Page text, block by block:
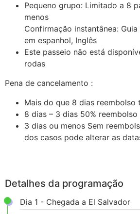
Pequeno grupo: Limitado a 8
menos
Confirmação instantânea:
em espanhol, Inglês
Este passeio não está
rodas
Pena de cancelamento :
Mais do que 8 dias reembolso
8 dias – 3 dias 50% reembolso
3 dias ou menos Sem
dos casos pode alterar as
Detalhes da programação
Dia 1 - Chegada a El Salvador